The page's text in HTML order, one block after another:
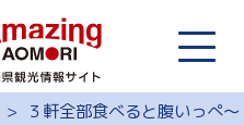
３軒全部食べると腹いっぺ